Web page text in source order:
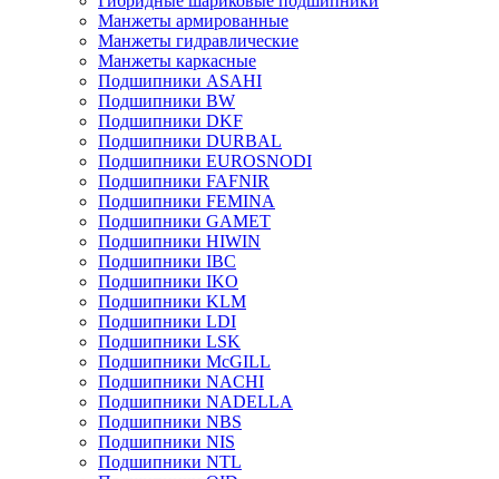
Манжеты армированные
Манжеты гидравлические
Манжеты каркасные
Подшипники ASAHI
Подшипники BW
Подшипники DKF
Подшипники DURBAL
Подшипники EUROSNODI
Подшипники FAFNIR
Подшипники FEMINA
Подшипники GAMET
Подшипники HIWIN
Подшипники IBC
Подшипники IKO
Подшипники KLM
Подшипники LDI
Подшипники LSK
Подшипники McGILL
Подшипники NACHI
Подшипники NADELLA
Подшипники NBS
Подшипники NIS
Подшипники NTL